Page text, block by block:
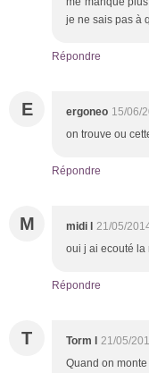
je ne sais pas à
Répondre
E ergoneo 15/06/
on trouve ou
Répondre
M midi l 21/05/
oui j ai ecouté la
Répondre
T Torm l 21/05/
Quand on